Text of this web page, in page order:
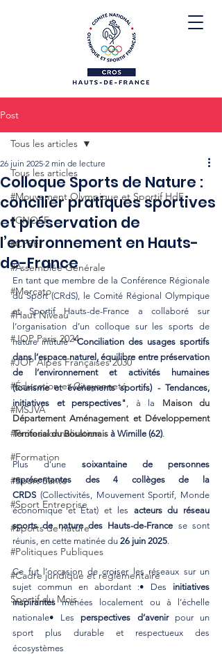
Post
Tous les articles
#Mouvement Olympique et Sportif HdF
#CNOSF
#CPSF
#Assemblée Générale
#Mercato
#Haut Niveau
#JOP Paris 2024
#JOP Alpes Françaises 2030
#Éducation et Citoyenneté
#MSJVA
#Professionnalisation
#Formation
#Sport Santé
#Sport Entreprise
#Sports de nature
#Politiques Publiques
#Cadre juridique et réglementaire
Sportif du Mois
Tous les articles
Colloque Sports de Nature :
concilier pratiques sportives
et préservation de
l’environnement en Hauts-
de-France
26 juin 2025 2 min de lecture
En tant que membre de la Conférence Régionale
du Sport (CRdS), le Comité Régional Olympique
et Sportif Hauts-de-France a collaboré sur
l’organisation d’un colloque sur les sports de
nature intitulé "Conciliation des usages sportifs
dans l’espace naturel, équilibre entre préservation
de l’environnement et activités humaines
(tourisme et événements sportifs) - Tendances,
initiatives et perspectives", à la Maison du
Département Aménagement et Développement
Territorial du Boulonnais à Wimille (62).
Plus d’une soixantaine de personnes
représentantes des 4 collèges de la
CRDS (Collectivités, Mouvement Sportif, Monde
économique et État) et les acteurs du réseau
sports de nature des Hauts-de-France se sont
réunis, en cette matinée du 26 juin 2025.
Ce fut l’occasion de croiser les réseaux sur un
sujet commun en abordant :• Des initiatives
inspirantes menées localement ou à l’échelle
nationale• Les perspectives d’avenir pour un
sport plus durable et respectueux des
écosystèmes